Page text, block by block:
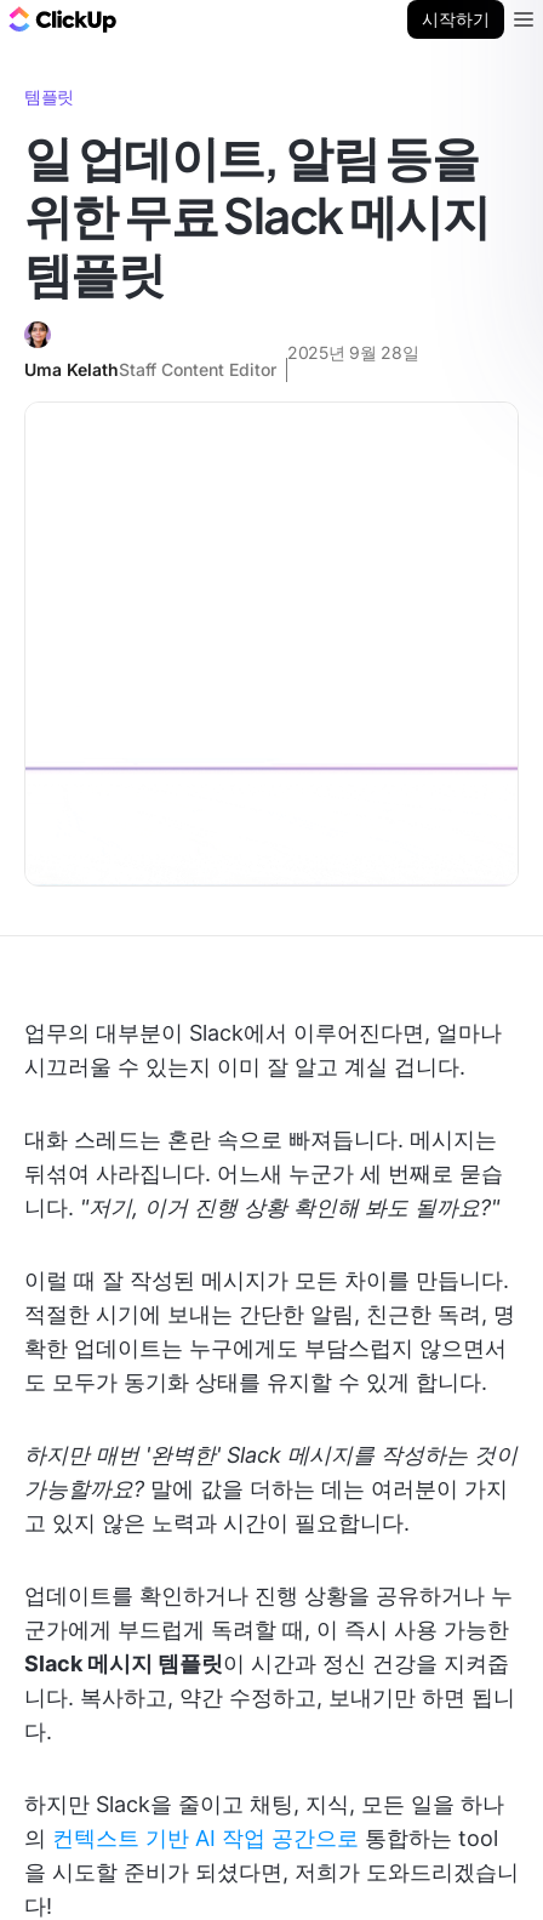
시작하기
템플릿
일 업데이트, 알림 등을
위한 무료 Slack 메시지
템플릿
Uma KelathStaff Content Editor
2025년 9월 28일
업무의 대부분이 Slack에서 이루어진다면, 얼마나
시끄러울 수 있는지 이미 잘 알고 계실 겁니다.
대화 스레드는 혼란 속으로 빠져듭니다. 메시지는
뒤섞여 사라집니다. 어느새 누군가 세 번째로 묻습
니다. "저기, 이거 진행 상황 확인해 봐도 될까요?"
이럴 때 잘 작성된 메시지가 모든 차이를 만듭니다.
적절한 시기에 보내는 간단한 알림, 친근한 독려, 명
확한 업데이트는 누구에게도 부담스럽지 않으면서
도 모두가 동기화 상태를 유지할 수 있게 합니다.
하지만 매번 '완벽한' Slack 메시지를 작성하는 것이
가능할까요? 말에 값을 더하는 데는 여러분이 가지
고 있지 않은 노력과 시간이 필요합니다.
업데이트를 확인하거나 진행 상황을 공유하거나 누
군가에게 부드럽게 독려할 때, 이 즉시 사용 가능한
Slack 메시지 템플릿이 시간과 정신 건강을 지켜줍
니다. 복사하고, 약간 수정하고, 보내기만 하면 됩니
다.
하지만 Slack을 줄이고 채팅, 지식, 모든 일을 하나
의 컨텍스트 기반 AI 작업 공간으로 통합하는 tool
을 시도할 준비가 되셨다면, 저희가 도와드리겠습니
다!